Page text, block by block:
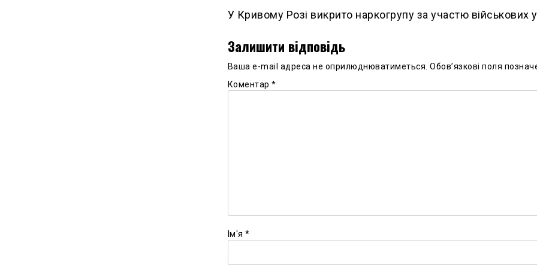
У Кривому Розі викрито наркогрупу за участю військових
Залишити відповідь
Ваша e-mail адреса не оприлюднюватиметься. Обов’язкові поля
Коментар *
Ім'я *